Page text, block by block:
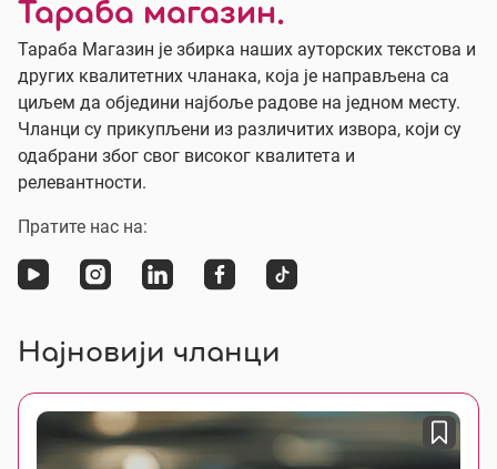
Тараба магазин.
Тараба Магазин је збирка наших ауторских текстова и
других квалитетних чланака, која је направљена са
циљем да обједини најбоље радове на једном месту.
Чланци су прикупљени из различитих извора, који су
одабрани због свог високог квалитета и
релевантности.
Пратите нас на:
Најновији чланци